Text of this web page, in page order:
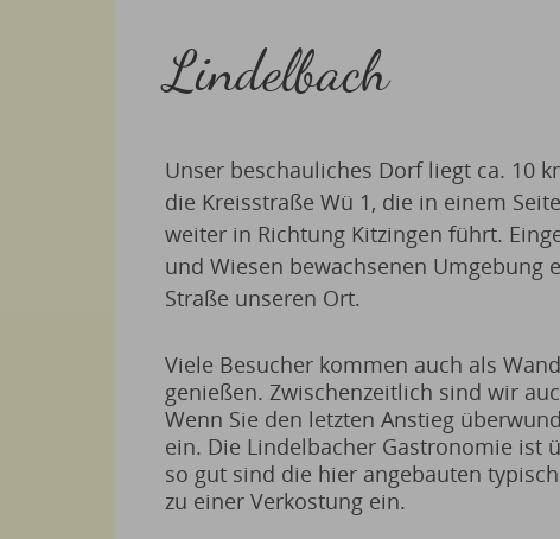
Lindelbach
Unser beschauliches Dorf liegt ca. 10
die Kreisstraße Wü 1, die in einem
weiter in Richtung Kitzingen führt.
und Wiesen bewachsenen Umgebung
Straße unseren Ort.
Viele Besucher kommen auch als
genießen. Zwischenzeitlich sind wir
Wenn Sie den letzten Anstieg
ein. Die Lindelbacher Gastronomie ist
so gut sind die hier angebauten
zu einer Verkostung ein.